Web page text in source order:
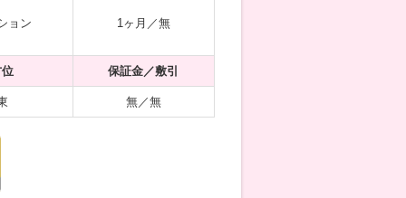
ョン 1ヶ月／無
保証金／敷引
無／無